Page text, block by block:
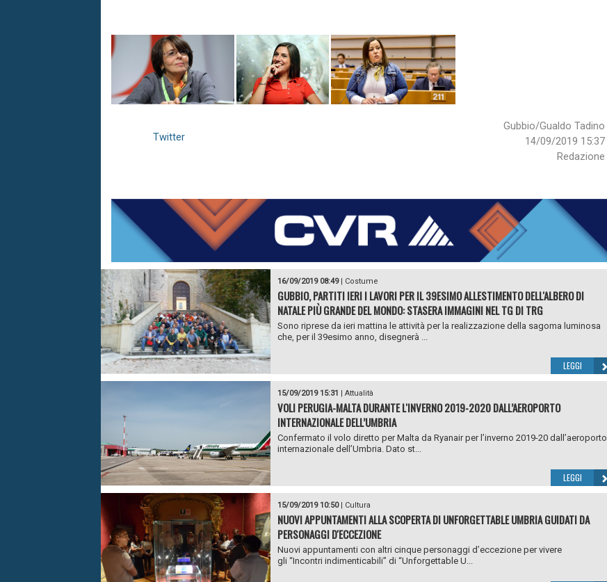
Gubbio/Gualdo Tadino
14/09/2019 15:37
Redazione
Twitter
16/09/2019 08:49| Costume
GUBBIO, PARTITI IERI I LAVORI PER IL 39ESIMO ALLESTIMENTO DELL'ALBERO DI
NATALE PIÙ GRANDE DEL MONDO: STASERA IMMAGINI NEL TG DI TRG
Sono riprese da ieri mattina le attività per la realizzazione della sagoma luminosa
che, per il 39esimo anno, disegnerà ...
LEGGI
15/09/2019 15:31 Attualità
VOLI PERUGIA-MALTA DURANTE L'INVERNO 2019-2020 DALL’AEROPORTO
INTERNAZIONALE DELL’UMBRIA
Confermato il volo diretto per Malta da Ryanair per l’inverno 2019-20 dall’aeroporto
internazionale dell’Umbria. Dato st...
LEGGI
15/09/2019 10:50| Cultura
NUOVI APPUNTAMENTI ALLA SCOPERTA DI UNFORGETTABLE UMBRIA GUIDATI DA
PERSONAGGI D'ECCEZIONE
Nuovi appuntamenti con altri cinque personaggi d’eccezione per vivere
gli “Incontri indimenticabili” di “Unforgettable U...